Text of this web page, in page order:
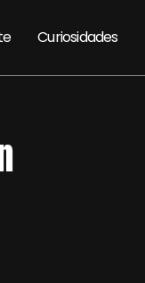
Curiosidades